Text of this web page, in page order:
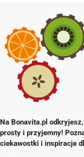
Na Bonavita.pl
prosty i przyjemny!
ciekawostki i inspiracje